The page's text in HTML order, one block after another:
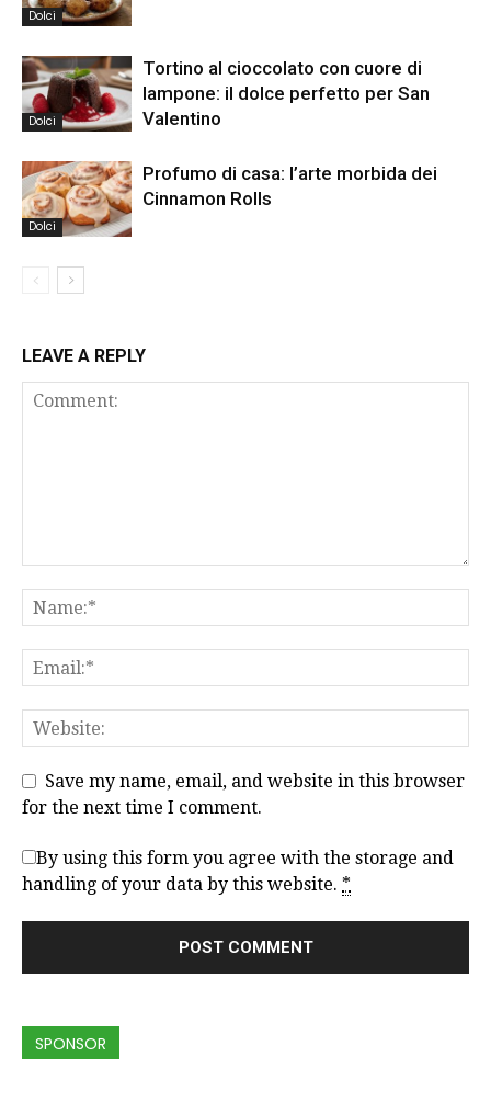
Dolci
Dolci
Tortino al cioccolato con cuore di
lampone: il dolce perfetto per San
Valentino
Dolci
Profumo di casa: l’arte morbida dei
Cinnamon Rolls
LEAVE A REPLY
Save my name, email, and website in this browser
for the next time I comment.
By using this form you agree with the storage and
handling of your data by this website. *
SPONSOR